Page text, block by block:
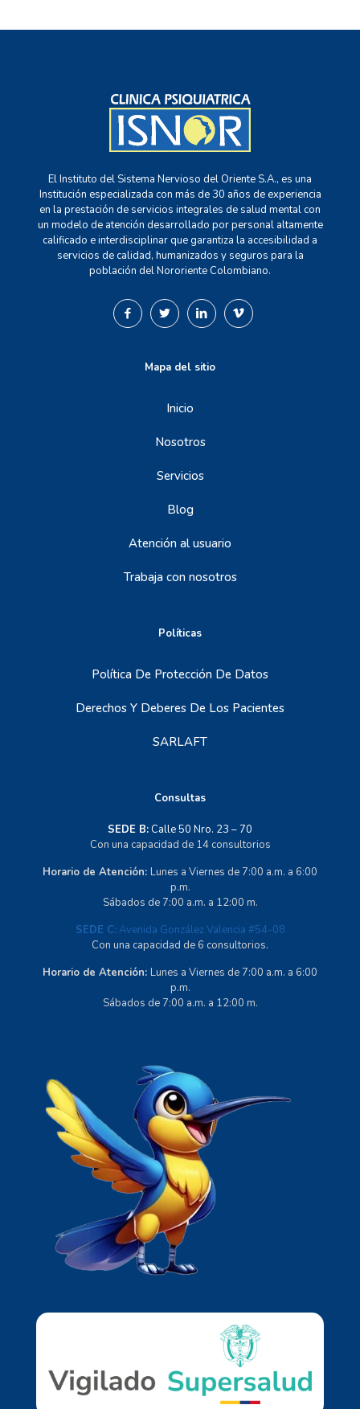
El Instituto del Sistema Nervioso del Oriente S.A., es una
Institución especializada con más de 30 años de experiencia
en la prestación de servicios integrales de salud mental con
un modelo de atención desarrollado por personal altamente
calificado e interdisciplinar que garantiza la accesibilidad a
servicios de calidad, humanizados y seguros para la
población del Nororiente Colombiano.
Mapa del sitio
Inicio
Nosotros
Servicios
Blog
Atención al usuario
Trabaja con nosotros
Políticas
Política De Protección De Datos
Derechos Y Deberes De Los Pacientes
SARLAFT
Consultas
SEDE B: Calle 50 Nro. 23 – 70
Con una capacidad de 14 consultorios
Horario de Atención: Lunes a Viernes de 7:00 a.m. a 6:00
p.m.
Sábados de 7:00 a.m. a 12:00 m.
SEDE C:Avenida González Valencia #54-08
Con una capacidad de 6 consultorios.
Horario de Atención: Lunes a Viernes de 7:00 a.m. a 6:00
p.m.
Sábados de 7:00 a.m. a 12:00 m.